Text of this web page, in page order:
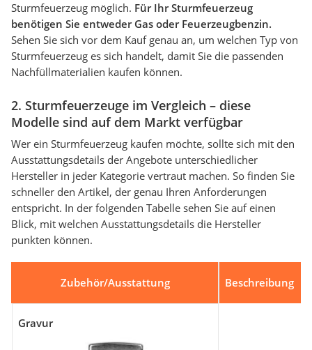
Sturmfeuerzeug möglich. Für Ihr Sturmfeuerzeug
benötigen Sie entweder Gas oder Feuerzeugbenzin.
Sehen Sie sich vor dem Kauf genau an, um welchen Typ von
Sturmfeuerzeug es sich handelt, damit Sie die passenden
Nachfüllmaterialien kaufen können.
2. Sturmfeuerzeuge im Vergleich – diese
Modelle sind auf dem Markt verfügbar
Wer ein Sturmfeuerzeug kaufen möchte, sollte sich mit den
Ausstattungsdetails der Angebote unterschiedlicher
Hersteller in jeder Kategorie vertraut machen. So finden Sie
schneller den Artikel, der genau Ihren Anforderungen
entspricht. In der folgenden Tabelle sehen Sie auf einen
Blick, mit welchen Ausstattungsdetails die Hersteller
punkten können.
Zubehör/Ausstattung Beschreibung
Gravur